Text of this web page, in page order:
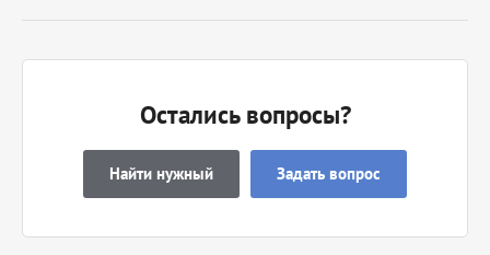
Остались вопросы?
Найти нужный Задать вопрос